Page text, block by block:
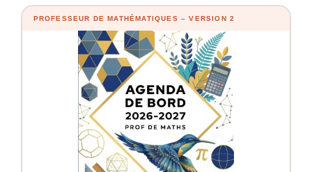
PROFESSEUR DE MATHÉMATIQUES – VERSION 2